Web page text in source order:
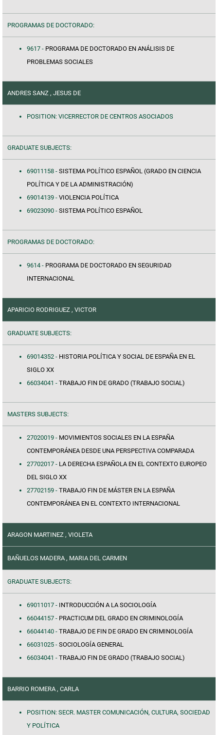
PROGRAMAS DE DOCTORADO:
9617 - PROGRAMA DE DOCTORADO EN ANÁLISIS DE
PROBLEMAS SOCIALES
ANDRES SANZ , JESUS DE
POSITION: VICERRECTOR DE CENTROS ASOCIADOS
GRADUATE SUBJECTS:
69011158 - SISTEMA POLÍTICO ESPAÑOL (GRADO EN CIENCIA
POLÍTICA Y DE LA ADMINISTRACIÓN)
69014139 - VIOLENCIA POLÍTICA
69023090 - SISTEMA POLÍTICO ESPAÑOL
PROGRAMAS DE DOCTORADO:
9614 - PROGRAMA DE DOCTORADO EN SEGURIDAD
INTERNACIONAL
APARICIO RODRIGUEZ , VICTOR
GRADUATE SUBJECTS:
69014352 - HISTORIA POLÍTICA Y SOCIAL DE ESPAÑA EN EL
SIGLO XX
66034041 - TRABAJO FIN DE GRADO (TRABAJO SOCIAL)
MASTERS SUBJECTS:
27020019 - MOVIMIENTOS SOCIALES EN LA ESPAÑA
CONTEMPORÁNEA DESDE UNA PERSPECTIVA COMPARADA
27702017 - LA DERECHA ESPAÑOLA EN EL CONTEXTO EUROPEO
DEL SIGLO XX
27702159 - TRABAJO FIN DE MÁSTER EN LA ESPAÑA
CONTEMPORÁNEA EN EL CONTEXTO INTERNACIONAL
ARAGON MARTINEZ , VIOLETA
BAÑUELOS MADERA , MARIA DEL CARMEN
GRADUATE SUBJECTS:
69011017 - INTRODUCCIÓN A LA SOCIOLOGÍA
66044157 - PRACTICUM DEL GRADO EN CRIMINOLOGÍA
66044140 - TRABAJO DE FIN DE GRADO EN CRIMINOLOGÍA
66031025 - SOCIOLOGÍA GENERAL
66034041 - TRABAJO FIN DE GRADO (TRABAJO SOCIAL)
BARRIO ROMERA , CARLA
POSITION: SECR. MASTER COMUNICACIÓN, CULTURA, SOCIEDAD
Y POLÍTICA